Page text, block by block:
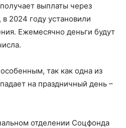
выплаты через
2024 году установили
Ежемесячно деньги будут
так как одна из
на праздничный день –
отделении Соцфонда